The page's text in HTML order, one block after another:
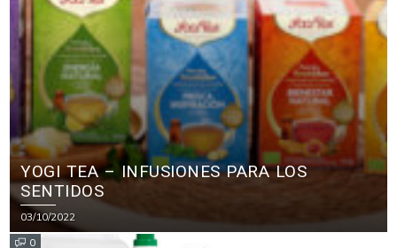
YOGI TEA – INFUSIONES PARA LOS
SENTIDOS
03/10/2022
0